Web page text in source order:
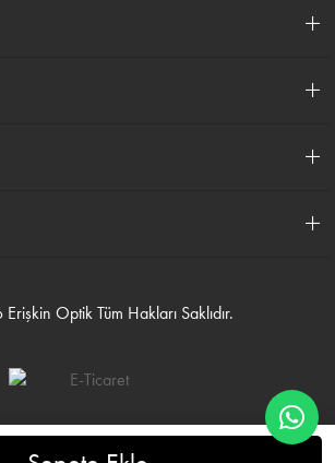
Optik Tüm Hakları Saklıdır.